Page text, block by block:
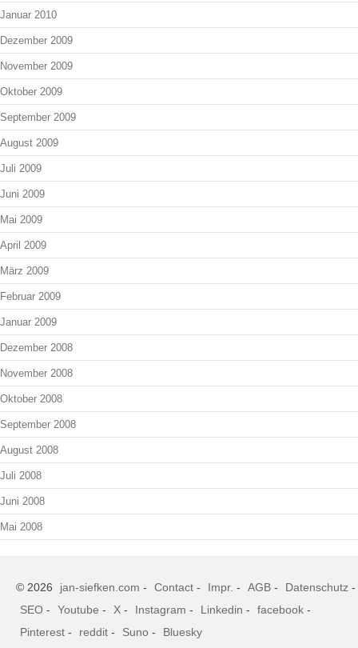
Januar 2010
Dezember 2009
November 2009
Oktober 2009
September 2009
August 2009
Juli 2009
Juni 2009
Mai 2009
April 2009
März 2009
Februar 2009
Januar 2009
Dezember 2008
November 2008
Oktober 2008
September 2008
August 2008
Juli 2008
Juni 2008
Mai 2008
© 2026 jan-siefken.com - Contact - Impr. - AGB - Datenschutz -
SEO - Youtube - X - Instagram - Linkedin - facebook -
Pinterest - reddit - Suno - Bluesky